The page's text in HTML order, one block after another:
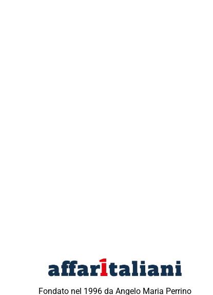
Fondato nel 1996 da Angelo Maria Perrino